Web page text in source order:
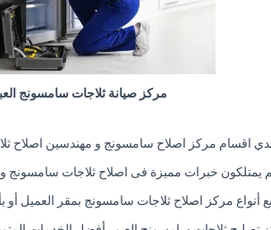
مركز صيانة ثلاجات سامسونج
اقسام مركز اصلاح سامسونج و مهندسين اصلاح
يمتلكون خبرات مميزة فى اصلاح ثلاجات سامسونج
أنواع مركز اصلاح ثلاجات سامسونج بمقر العميل